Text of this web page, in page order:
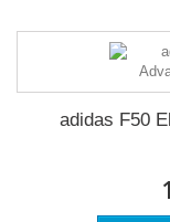
adidas F50